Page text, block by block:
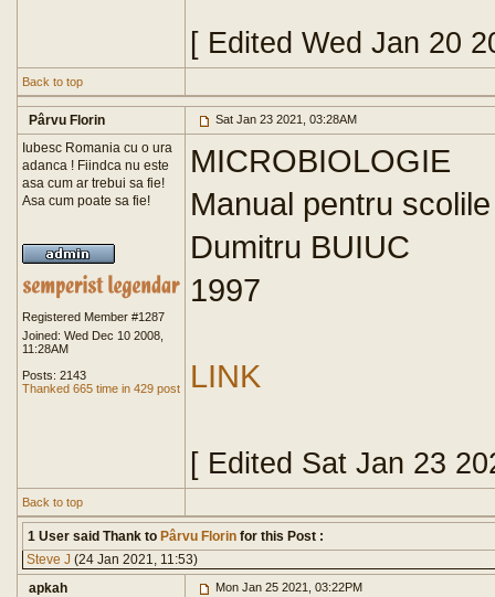
[ Edited Wed Jan 20
Back to top
Pârvu Florin Sat Jan 23 2021, 03:28AM
Iubesc Romania cu o ura
adanca ! Fiindca nu este
asa cum ar trebui sa fie!
Asa cum poate sa fie!
Registered Member #1287
Joined: Wed Dec 10 2008,
11:28AM
Posts: 2143
Thanked 665 time in 429 post
MICROBIOLOGIE
Manual pentru
Dumitru BUIUC
1997
LINK
[ Edited Sat Jan 23
Back to top
1 User said Thank to Pârvu Florin for this Post :
Steve J (24 Jan 2021, 11:53)
apkah
Mon Jan 25 2021, 03:22PM